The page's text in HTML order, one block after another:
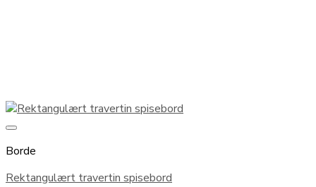
Borde
Rektangulært travertin spisebord